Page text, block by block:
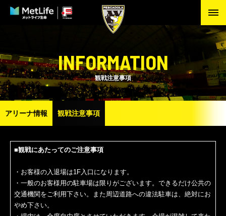
INFORMATION
観戦注意事項
アリーナ情報 観戦注意事項
■観戦にあたってのご注意事項
・お客様の入退場は1F入口になります。
・一般のお客様用の駐車場は限りがございます。できるだけ公共の
交通機関をご利用下さい。また周辺道路への違法駐車は、絶対にお
やめ下さい。